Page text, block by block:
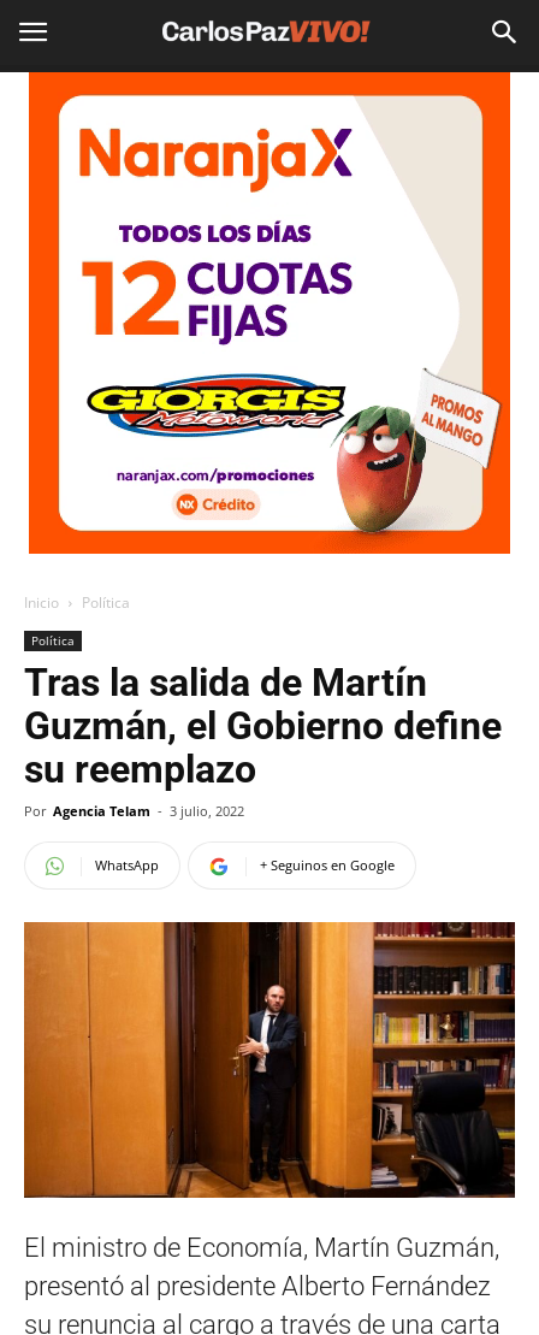
Inicio Política
Política
Tras la salida de Martín
Guzmán, el Gobierno define
su reemplazo
Por Agencia Telam - 3 julio, 2022
WhatsApp + Seguinos en Google
El ministro de Economía, Martín Guzmán,
presentó al presidente Alberto Fernández
su renuncia al cargo a través de una carta